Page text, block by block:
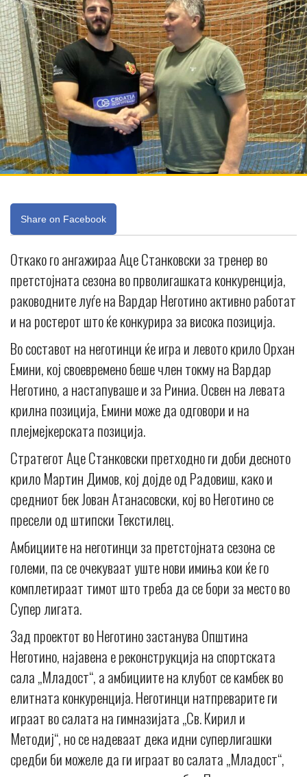
Share on Facebook
Откако го ангажираа Аце Станковски за тренер во
претстојната сезона во прволигашката конкуренција,
раководните луѓе на Вардар Неготино активно работат
и на ростерот што ќе конкурира за висока позиција.
Во составот на неготинци ќе игра и левото крило Орхан
Емини, кој своевремено беше член токму на Вардар
Неготино, а настапуваше и за Риниа. Освен на левата
крилна позиција, Емини може да одговори и на
плејмејкерската позиција.
Стратегот Аце Станковски претходно ги доби десното
крило Мартин Димов, кој дојде од Радовиш, како и
средниот бек Јован Атанасовски, кој во Неготино се
пресели од штипски Текстилец.
Амбициите на неготинци за претстојната сезона се
големи, па се очекуваат уште нови имиња кои ќе го
комплетираат тимот што треба да се бори за место во
Супер лигата.
Зад проектот во Неготино застанува Општина
Неготино, најавена е реконструкција на спортската
сала „Младост“, а амбициите на клубот се камбек во
елитната конкуренција. Неготинци натпреварите ги
играат во салата на гимназијата „Св. Кирил и
Методиј“, но се надеваат дека идни суперлигашки
средби би можеле да ги играат во салата „Младост“,